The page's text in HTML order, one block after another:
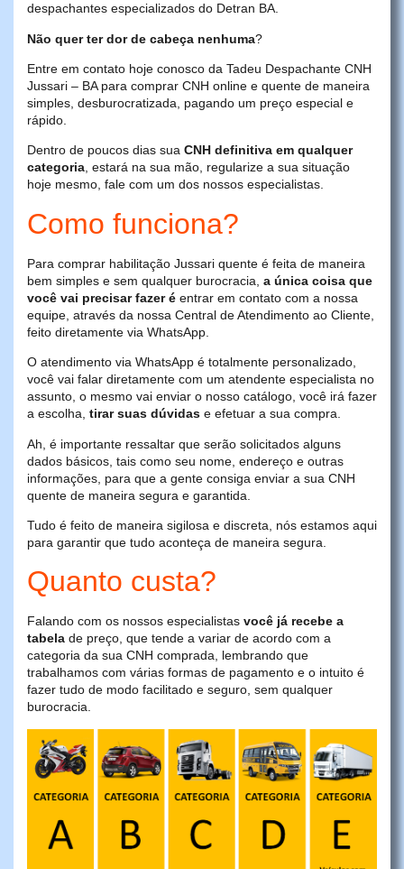
despachantes especializados do Detran BA.
Não quer ter dor de cabeça nenhuma?
Entre em contato hoje conosco da Tadeu Despachante CNH
Jussari – BA para comprar CNH online e quente de maneira
simples, desburocratizada, pagando um preço especial e
rápido.
Dentro de poucos dias sua CNH definitiva em qualquer
categoria, estará na sua mão, regularize a sua situação
hoje mesmo, fale com um dos nossos especialistas.
Como funciona?
Para comprar habilitação Jussari quente é feita de maneira
bem simples e sem qualquer burocracia, a única coisa que
você vai precisar fazer é entrar em contato com a nossa
equipe, através da nossa Central de Atendimento ao Cliente,
feito diretamente via WhatsApp.
O atendimento via WhatsApp é totalmente personalizado,
você vai falar diretamente com um atendente especialista no
assunto, o mesmo vai enviar o nosso catálogo, você irá fazer
a escolha, tirar suas dúvidas e efetuar a sua compra.
Ah, é importante ressaltar que serão solicitados alguns
dados básicos, tais como seu nome, endereço e outras
informações, para que a gente consiga enviar a sua CNH
quente de maneira segura e garantida.
Tudo é feito de maneira sigilosa e discreta, nós estamos aqui
para garantir que tudo aconteça de maneira segura.
Quanto custa?
Falando com os nossos especialistas você já recebe a
tabela de preço, que tende a variar de acordo com a
categoria da sua CNH comprada, lembrando que
trabalhamos com várias formas de pagamento e o intuito é
fazer tudo de modo facilitado e seguro, sem qualquer
burocracia.